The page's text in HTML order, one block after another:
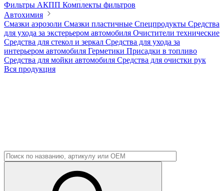
Фильтры АКПП Комплекты фильтров
Автохимия
Смазки аэрозоли Смазки пластичные Спецпродукты Средства
для ухода за экстерьером автомобиля Очистители технические
Средства для стекол и зеркал Средства для ухода за
интерьером автомобиля Герметики Присадки в топливо
Средства для мойки автомобиля Средства для очистки рук
Вся продукция